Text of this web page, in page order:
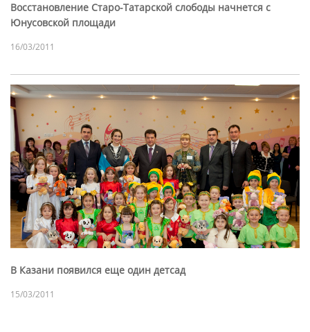
Восстановление Старо-Татарской слободы начнется с
Юнусовской площади
16/03/2011
В Казани появился еще один детсад
15/03/2011